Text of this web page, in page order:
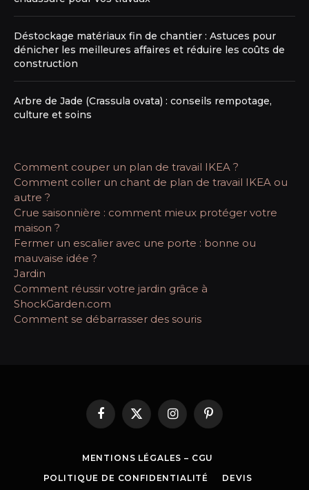
Déstockage matériaux fin de chantier : Astuces pour
dénicher les meilleures affaires et réduire les coûts de
construction
Arbre de Jade (Crassula ovata) : conseils rempotage,
culture et soins
Comment couper un plan de travail IKEA ?
Comment coller un chant de plan de travail IKEA ou
autre ?
Crue saisonnière : comment mieux protéger votre
maison ?
Fermer un escalier avec une porte : bonne ou
mauvaise idée ?
Jardin
Comment réussir votre jardin grâce à
ShockGarden.com
Comment se débarrasser des souris
Facebook
X
(Twitter)
InstagramPinterest
MENTIONS LÉGALES – CGU
POLITIQUE DE CONFIDENTIALITÉ
DEVIS